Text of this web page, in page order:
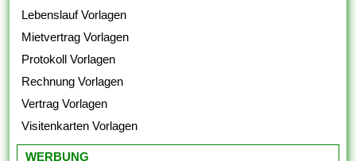
Lebenslauf Vorlagen
Mietvertrag Vorlagen
Protokoll Vorlagen
Rechnung Vorlagen
Vertrag Vorlagen
Visitenkarten Vorlagen
WERBUNG